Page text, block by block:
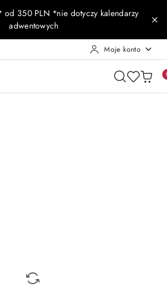
głównej
głównego
produktu
od 350 PLN *nie dotyczy kalendarzy
adwentowych
Moje konto